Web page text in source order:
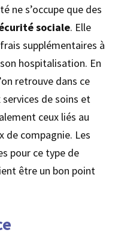
ne s’occupe que des
sociale. Elle
supplémentaires à
hospitalisation. En
retrouve dans ce
de soins et
ceux liés au
de compagnie. Les
pour ce type de
être un bon point